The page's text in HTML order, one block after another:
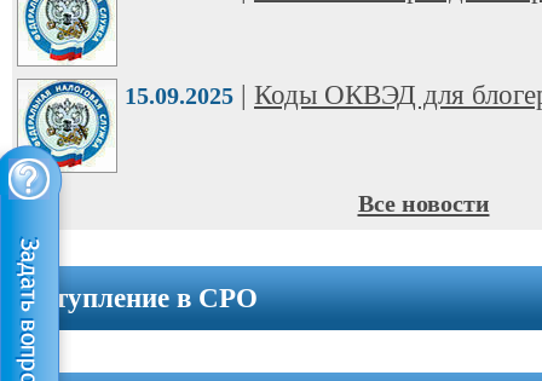
Вступление
СРО
Новости
Cтатьи
Справочник
Вопрос-
ответ
15.09.2025 | Коды ОКВЭД для
Все новости
Вступление в СРО